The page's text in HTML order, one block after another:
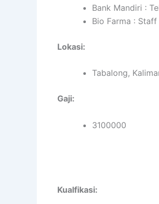
Bank Mandiri :
Bio Farma :
Lokasi:
Tabalong,
Gaji:
3100000
Kualfikasi: